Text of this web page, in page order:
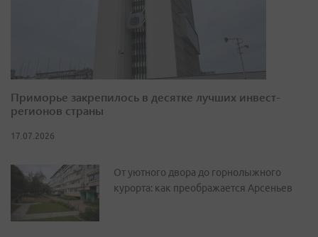
Приморье закрепилось в десятке лучших инвест-
регионов страны
17.07.2026
От уютного двора до горнолыжного
курорта: как преображается Арсеньев